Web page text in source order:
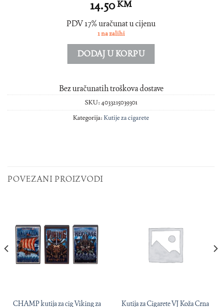
14.50KM
PDV 17% uračunat u cijenu
1 na zalihi
DODAJ U KORPU
Bez uračunatih troškova dostave
SKU:4033215039301
Kategorija:Kutije za cigarete
POVEZANI PROIZVODI
CHAMP kutija za cig Viking za
Kutija za Cigarete VJ Koža Crna